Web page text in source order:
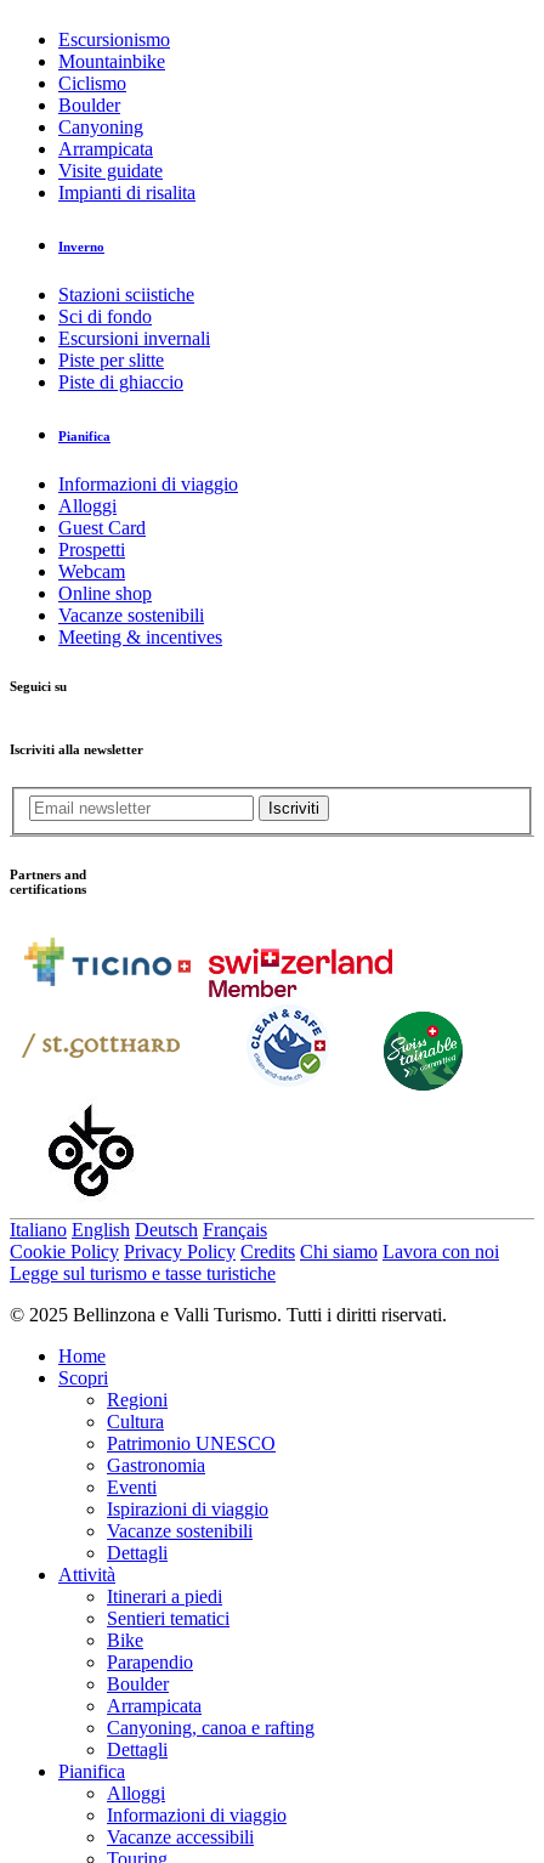
Escursionismo
Mountainbike
Ciclismo
Boulder
Canyoning
Arrampicata
Visite guidate
Impianti di risalita
Inverno
Stazioni sciistiche
Sci di fondo
Escursioni invernali
Piste per slitte
Piste di ghiaccio
Pianifica
Informazioni di viaggio
Alloggi
Guest Card
Prospetti
Webcam
Online shop
Vacanze sostenibili
Meeting & incentives
Seguici su
Iscriviti alla newsletter
Iscriviti
Partners and
certifications
Italiano English Deutsch Français
Cookie Policy Privacy Policy Credits Chi siamo Lavora con noi
Legge sul turismo e tasse turistiche
© 2025 Bellinzona e Valli Turismo. Tutti i diritti riservati.
Home
Scopri
Regioni
Cultura
Patrimonio UNESCO
Gastronomia
Eventi
Ispirazioni di viaggio
Vacanze sostenibili
Dettagli
Attività
Itinerari a piedi
Sentieri tematici
Bike
Parapendio
Boulder
Arrampicata
Canyoning, canoa e rafting
Dettagli
Pianifica
Alloggi
Informazioni di viaggio
Vacanze accessibili